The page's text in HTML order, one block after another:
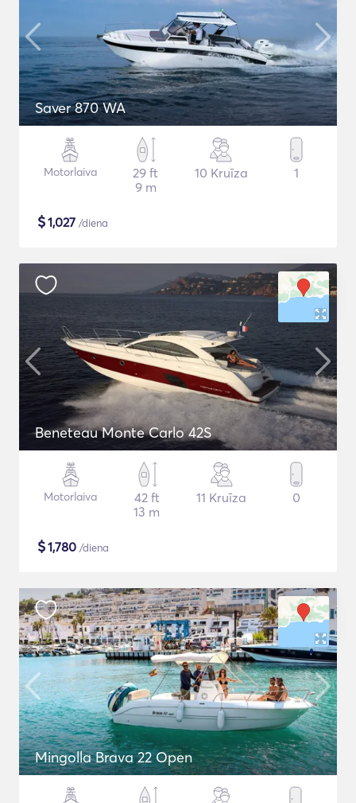
Saver 870 WA
Motorlaiva
29 ft
9 m
10 Kruīza 1
$1,027 /diena
Beneteau Monte Carlo 42S
Motorlaiva
42 ft
13 m
11 Kruīza 0
$1,780 /diena
Mingolla Brava 22 Open